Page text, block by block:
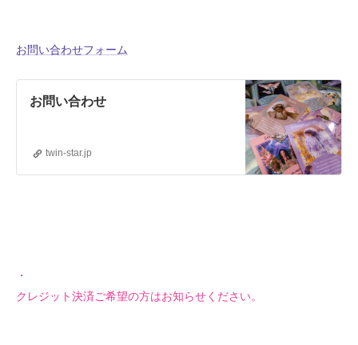
お問い合わせフォーム
お問い合わせ
twin-star.jp
・
クレジット決済ご希望の方はお知らせください。